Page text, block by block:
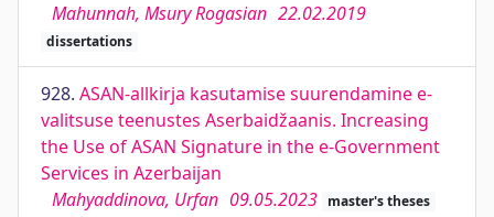
Mahunnah, Msury Rogasian 22.02.2019
dissertations
928. ASAN-allkirja kasutamise suurendamine e-
valitsuse teenustes Aserbaidžaanis. Increasing
the Use of ASAN Signature in the e-Government
Services in Azerbaijan
Mahyaddinova, Urfan 09.05.2023 master's theses